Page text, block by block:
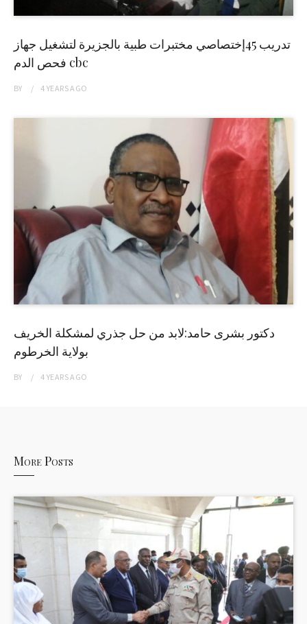
تدريب 45إختصاصي مختبرات طبية بالجزيرة لتشغيل جهاز
فحص الدم cbc
BY 4 YEARSAGO
دكتور بشرى حامد:لابد من حل جذري لمشكلة الخريف
بولاية الخرطوم
BY 4 YEARSAGO
More Posts